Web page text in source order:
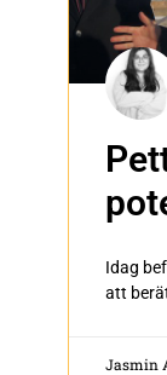
Idag
att
Jasmin